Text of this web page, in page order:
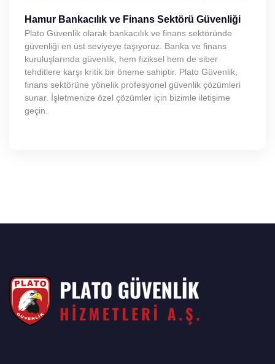
Hamur Bankacılık ve Finans Sektörü Güvenliği
Plato Güvenlik olarak bankacılık ve finans sektöründe
güvenliği en üst seviyeye taşıyoruz. Banka ve finans
kuruluşlarında güvenlik, hem fiziksel hem de siber
tehditlere karşı kritik bir öneme sahiptir. Plato Güvenlik,
finans sektörüne yönelik profesyonel güvenlik çözümleri
sunar. İşletmenize özel çözümler için bizimle iletişime
geçin.